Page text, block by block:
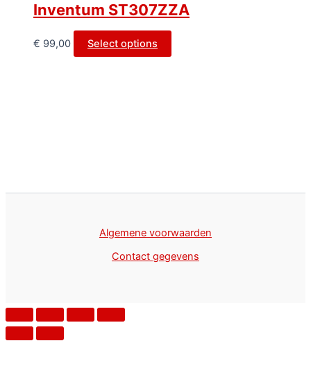
Inventum ST307ZZA
€ 99,00 Select options
Algemene voorwaarden
Contact gegevens